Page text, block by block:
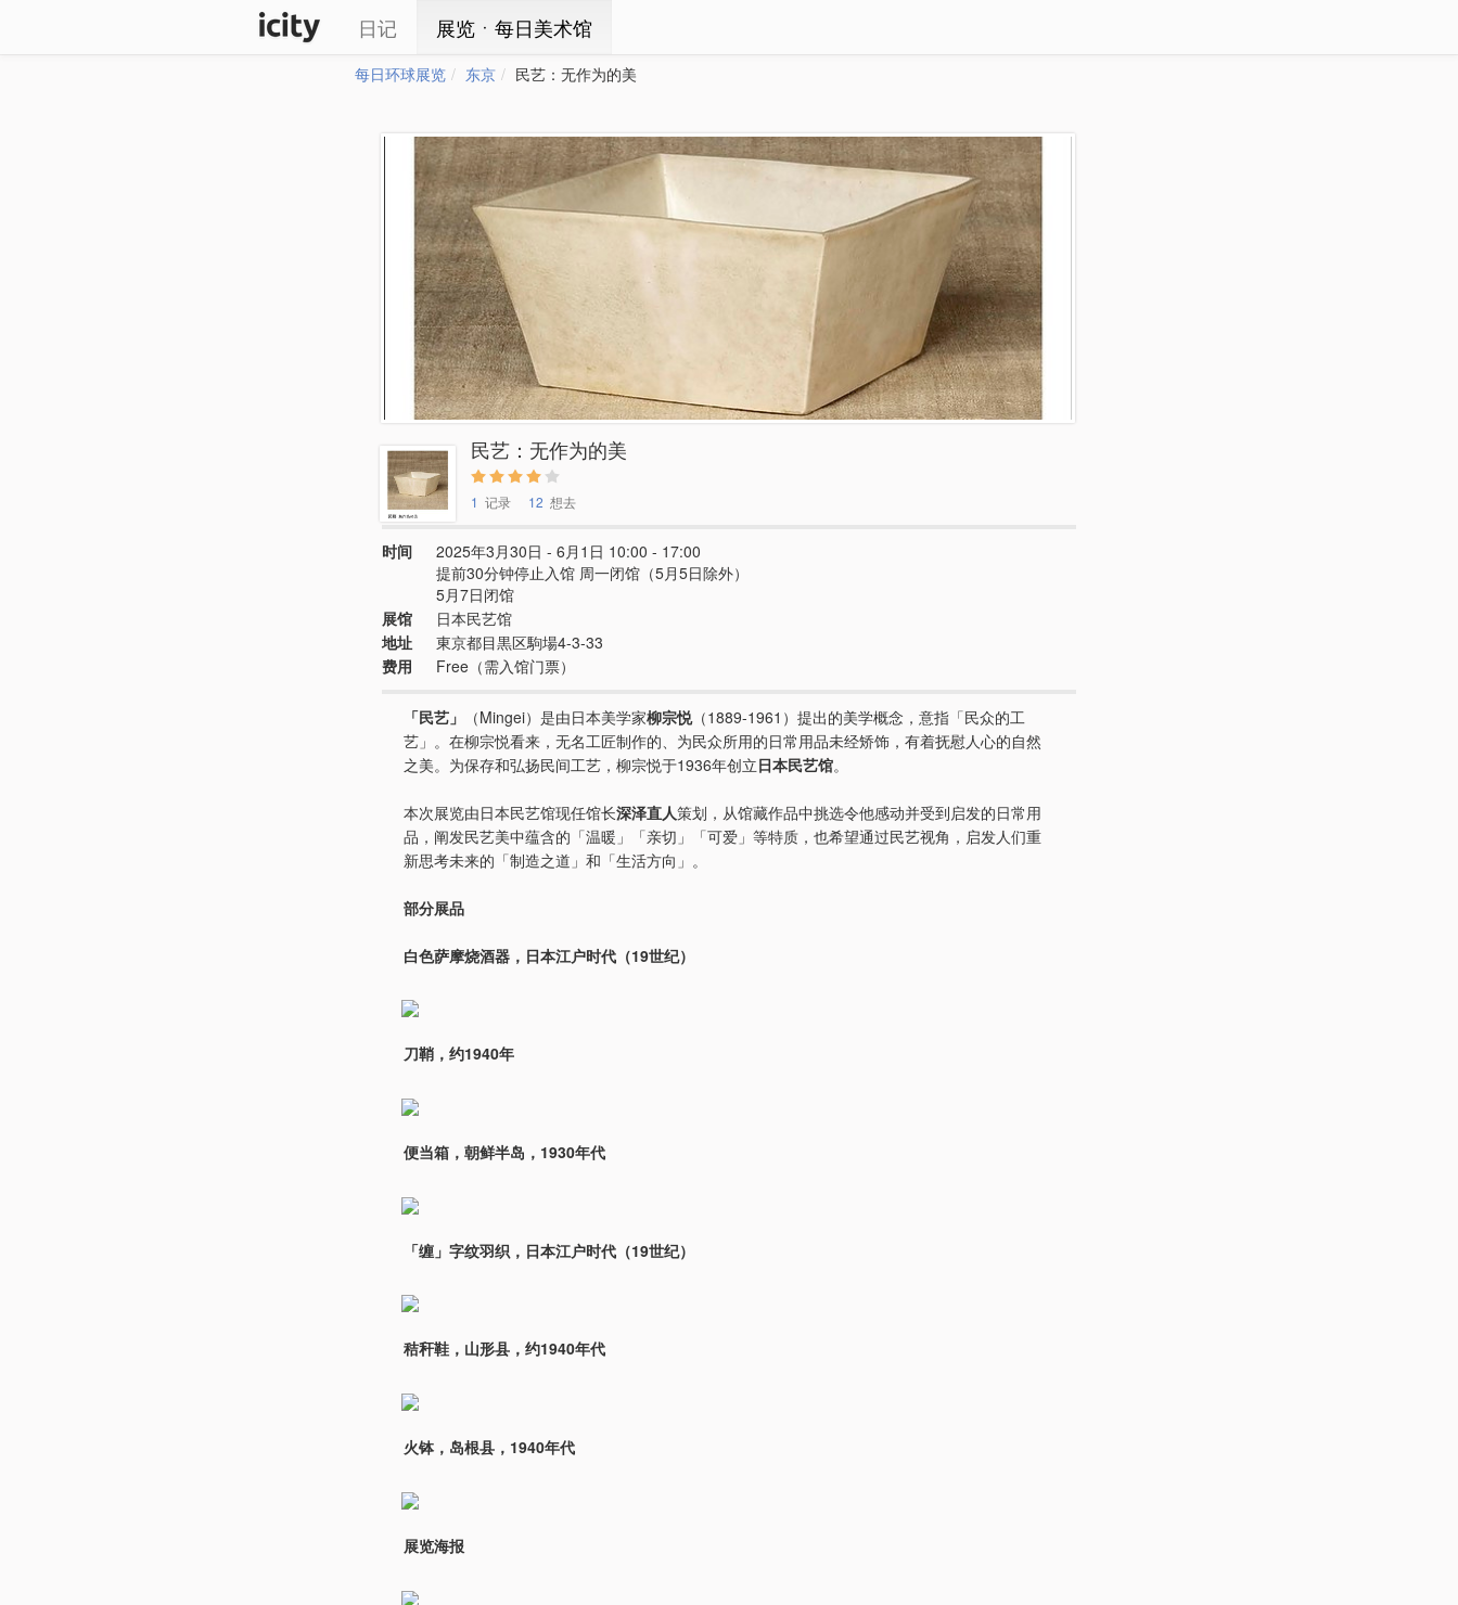
日记 展览ㆍ每日美术馆
每日环球展览 东京 民艺：无作为的美
民艺：无作为的美
1 记录 12 想去
时间
2025年3月30日 - 6月1日 10:00 - 17:00
提前30分钟停止入馆 周一闭馆（5月5日除外）
5月7日闭馆
展馆
日本民艺馆
地址
東京都目黒区駒場4-3-33
费用
Free（需入馆门票）
「民艺」 （Mingei）是由日本美学家柳宗悦（1889-1961）提出的美学概念，意指「民众的工
艺」。在柳宗悦看来，无名工匠制作的、为民众所用的日常用品未经矫饰，有着抚慰人心的自然
之美。为保存和弘扬民间工艺，柳宗悦于1936年创立日本民艺馆。
本次展览由日本民艺馆现任馆长深泽直人策划，从馆藏作品中挑选令他感动并受到启发的日常用
品，阐发民艺美中蕴含的「温暖」「亲切」「可爱」等特质，也希望通过民艺视角，启发人们重
新思考未来的「制造之道」和「生活方向」。
部分展品
白色萨摩烧酒器，日本江户时代（19世纪）
刀鞘，约1940年
便当箱，朝鲜半岛，1930年代
「缠」字纹羽织，日本江户时代（19世纪）
秸秆鞋，山形县，约1940年代
火钵，岛根县，1940年代
展览海报